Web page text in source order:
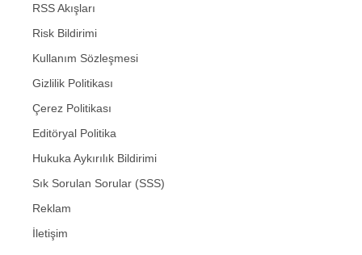
RSS Akışları
Risk Bildirimi
Kullanım Sözleşmesi
Gizlilik Politikası
Çerez Politikası
Editöryal Politika
Hukuka Aykırılık Bildirimi
Sık Sorulan Sorular (SSS)
Reklam
İletişim